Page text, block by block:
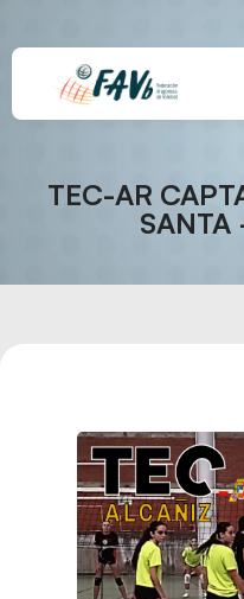
TEC-AR